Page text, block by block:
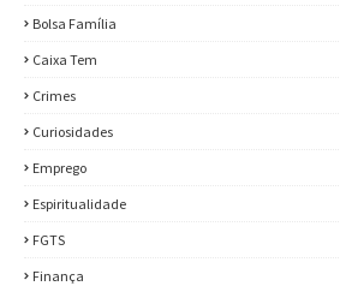
Bolsa Família
Caixa Tem
Crimes
Curiosidades
Emprego
Espiritualidade
FGTS
Finança